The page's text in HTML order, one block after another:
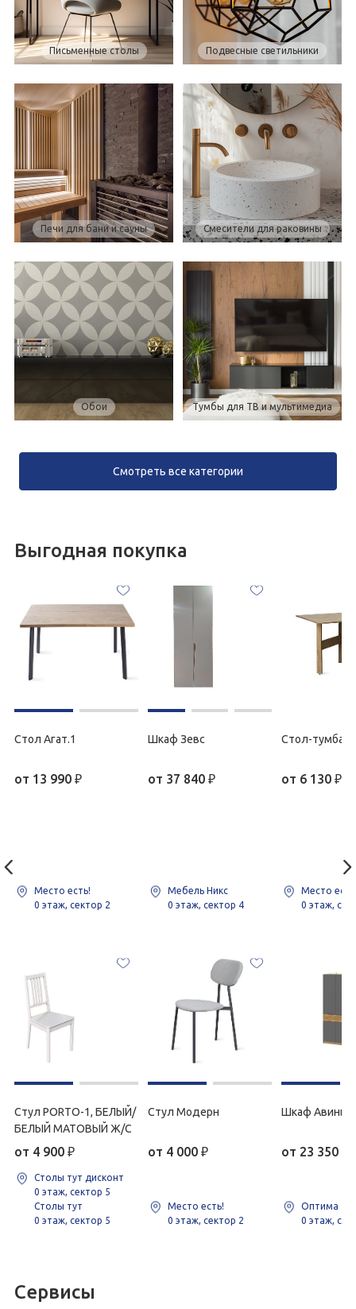
Письменные столы Подвесные светильники
Печи для бани и сауны Смесители для раковины
Обои Тумбы для ТВ и мультимедиа
Смотреть все категории
Выгодная покупка
Стол Агат.1
от 13 990 ₽
Место есть!
0 этаж, сектор 2
Стул PORTO-1, БЕЛЫЙ/
БЕЛЫЙ МАТОВЫЙ Ж/С
от 4 900 ₽
Столы тут дисконт
0 этаж, сектор 5
Столы тут
0 этаж, сектор 5
Шкаф Зевс
от 37 840 ₽
Мебель Никс
0 этаж, сектор 4
Стул Модерн
от 4 000 ₽
Место есть!
0 этаж, сектор 2
Стол-тумба
от 6 130 ₽
Место
0 этаж,
Шкаф
от 23 350
Оптима
0 этаж,
Сервисы